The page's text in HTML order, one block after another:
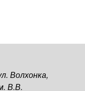
Волхонка,
В.В.